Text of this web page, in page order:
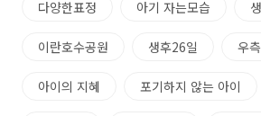
다양한표정 아기 자는모습
이란호수공원 생후26일 우
아이의 지혜 포기하지 않는 아이